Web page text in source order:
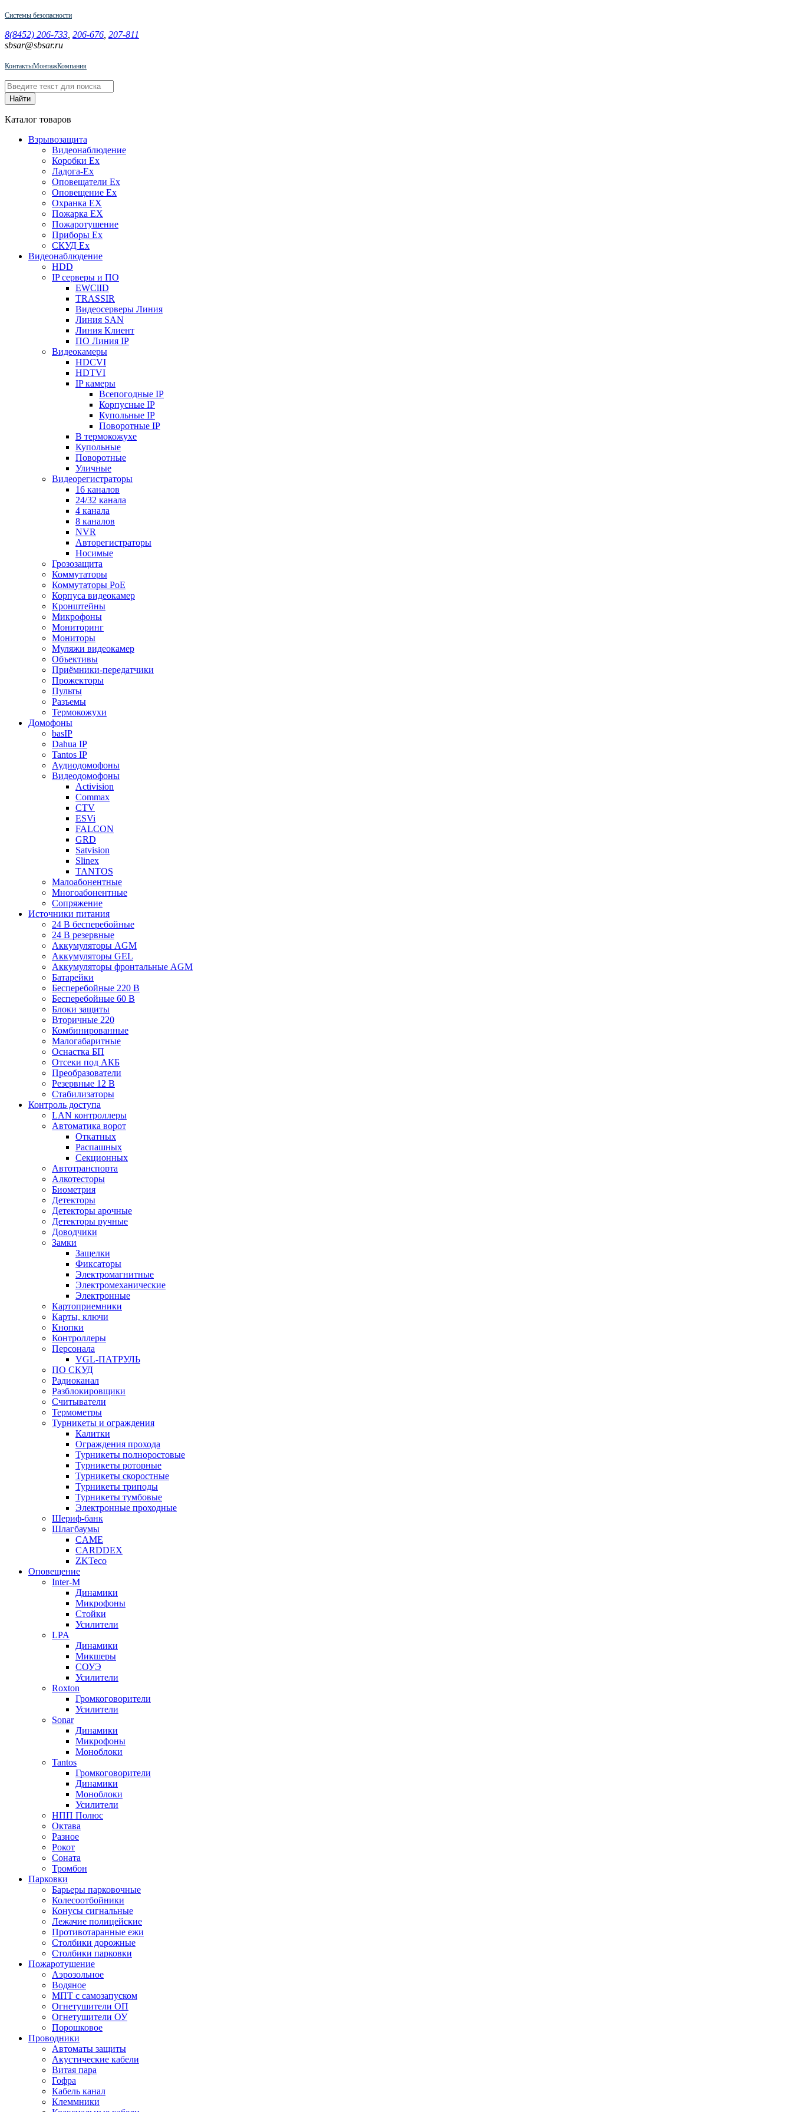
Системы безопасности
8(8452) 206-733 206-676 207-811
sbsar@sbsar.ru
КонтактыМонтажКомпания
Каталог товаров
Взрывозащита
Видеонаблюдение
Коробки Ex
Ладога-Ex
Оповещатели Ex
Оповещение Ex
Охранка EX
Пожарка EX
Пожаротушение
Приборы Ex
СКУД Ex
Видеонаблюдение
HDD
IP серверы и ПО
EWClID
TRASSIR
Видеосерверы Линия
Линия SAN
Линия Клиент
ПО Линия IP
Видеокамеры
HDCVI
HDTVI
IP камеры
Всепогодные IP
Корпусные IP
Купольные IP
Поворотные IP
В термокожухе
Купольные
Поворотные
Уличные
Видеорегистраторы
16 каналов
24/32 канала
4 канала
8 каналов
NVR
Авторегистраторы
Носимые
Грозозащита
Коммутаторы
Коммутаторы PoE
Корпуса видеокамер
Кронштейны
Микрофоны
Мониторинг
Мониторы
Муляжи видеокамер
Объективы
Приёмники-передатчики
Прожекторы
Пульты
Разъемы
Термокожухи
Домофоны
basIP
Dahua IP
Tantos IP
Аудиодомофоны
Видеодомофоны
Activision
Commax
CTV
ESVi
FALCON
GRD
Satvision
Slinex
TANTOS
Малоабонентные
Многоабонентные
Сопряжение
Источники питания
24 В бесперебойные
24 В резервные
Аккумуляторы AGM
Аккумуляторы GEL
Аккумуляторы фронтальные AGM
Батарейки
Бесперебойные 220 В
Бесперебойные 60 В
Блоки защиты
Вторичные 220
Комбинированные
Малогабаритные
Оснастка БП
Отсеки под АКБ
Преобразователи
Резервные 12 В
Стабилизаторы
Контроль доступа
LAN контроллеры
Автоматика ворот
Откатных
Распашных
Секционных
Автотранспорта
Алкотесторы
Биометрия
Детекторы
Детекторы арочные
Детекторы ручные
Доводчики
Замки
Защелки
Фиксаторы
Электромагнитные
Электромеханические
Электронные
Картоприемники
Карты, ключи
Кнопки
Контроллеры
Персонала
VGL-ПАТРУЛЬ
ПО СКУД
Радиоканал
Разблокировщики
Считыватели
Термометры
Турникеты и ограждения
Калитки
Ограждения прохода
Турникеты полноростовые
Турникеты роторные
Турникеты скоростные
Турникеты триподы
Турникеты тумбовые
Электронные проходные
Шериф-банк
Шлагбаумы
CAME
CARDDEX
ZKTeco
Оповещение
Inter-M
Динамики
Микрофоны
Стойки
Усилители
LPA
Динамики
Микшеры
СОУЭ
Усилители
Roxton
Громкоговорители
Усилители
Sonar
Динамики
Микрофоны
Моноблоки
Tantos
Громкоговорители
Динамики
Моноблоки
Усилители
НПП Полюс
Октава
Разное
Рокот
Соната
Тромбон
Парковки
Барьеры парковочные
Колесоотбойники
Конусы сигнальные
Лежачие полицейские
Противотаранные ежи
Столбики дорожные
Столбики парковки
Пожаротушение
Аэрозольное
Водяное
МПТ с самозапуском
Огнетушители ОП
Огнетушители ОУ
Порошковое
Проводники
Автоматы защиты
Акустические кабели
Витая пара
Гофра
Кабель канал
Клеммники